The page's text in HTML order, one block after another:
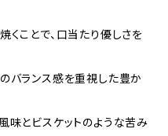
くことで、口当たり優しさを
バランス感を重視した豊か
味とビスケットのような苦み